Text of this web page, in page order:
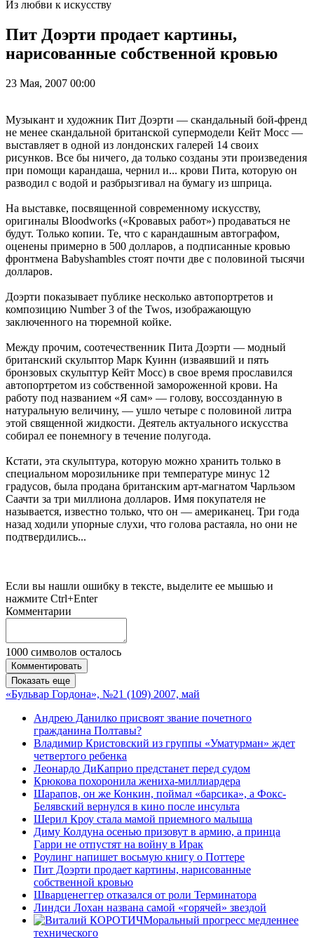
Из любви к искусству
Пит Доэрти продает картины,
нарисованные собственной кровью
23 Мая, 2007 00:00
Музыкант и художник Пит Доэрти — скандальный бой-френд
не менее скандальной британской супермодели Кейт Мосс —
выставляет в одной из лондонских галерей 14 своих
рисунков. Все бы ничего, да только созданы эти произведения
при помощи карандаша, чернил и... крови Пита, которую он
разводил с водой и разбрызгивал на бумагу из шприца.
На выставке, посвященной современному искусству,
оригиналы Bloodworks («Кровавых работ») продаваться не
будут. Только копии. Те, что с карандашным автографом,
оценены примерно в 500 долларов, а подписанные кровью
фронтмена Babyshambles стоят почти две с половиной тысячи
долларов.
Доэрти показывает публике несколько автопортретов и
композицию Number 3 of the Twos, изображающую
заключенного на тюремной койке.
Между прочим, соотечественник Пита Доэрти — модный
британский скульптор Марк Куинн (изваявший и пять
бронзовых скульптур Кейт Мосс) в свое время прославился
автопортретом из собственной замороженной крови. На
работу под названием «Я сам» — голову, воссозданную в
натуральную величину, — ушло четыре с половиной литра
этой священной жидкости. Деятель актуального искусства
собирал ее понемногу в течение полугода.
Кстати, эта скульптура, которую можно хранить только в
специальном морозильнике при температуре минус 12
градусов, была продана британским арт-магнатом Чарльзом
Саачти за три миллиона долларов. Имя покупателя не
называется, известно только, что он — американец. Три года
назад ходили упорные слухи, что голова растаяла, но они не
подтвердились...
Если вы нашли ошибку в тексте, выделите ее мышью и
нажмите Ctrl+Enter
Комментарии
1000 символов осталось
Комментировать
Показать еще
«Бульвар Гордона», №21 (109) 2007, май
Андрею Данилко присвоят звание почетного
гражданина Полтавы?
Владимир Кристовский из группы «Уматурман» ждет
четвертого ребенка
Леонардо ДиКаприо предстанет перед судом
Крюкова похоронила жениха-миллиардера
Шарапов, он же Конкин, поймал «барсика», а Фокс-
Белявский вернулся в кино после инсульта
Шерил Кроу стала мамой приемного малыша
Диму Колдуна осенью призовут в армию, а принца
Гарри не отпустят на войну в Ирак
Роулинг напишет восьмую книгу о Поттере
Пит Доэрти продает картины, нарисованные
собственной кровью
Шварценеггер отказался от роли Терминатора
Линдси Лохан названа самой «горячей» звездой
Моральный прогресс медленнее
технического